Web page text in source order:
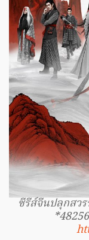
ซีรีส์จีนปลุกสว